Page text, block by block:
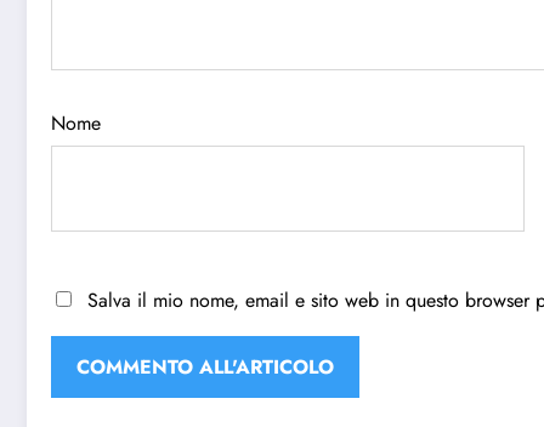
Nome
Salva il mio nome, email e sito web in questo browser